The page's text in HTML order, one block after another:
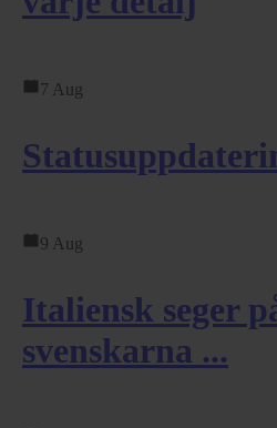
7 Aug
9 Aug
Italiensk seger
svenskarna ...